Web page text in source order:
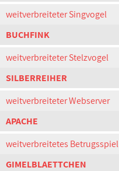
weitverbreiteter Singvogel
BUCHFINK
weitverbreiteter Stelzvogel
SILBERREIHER
weitverbreiteter Webserver
APACHE
weitverbreitetes Betrugsspiel
GIMELBLAETTCHEN